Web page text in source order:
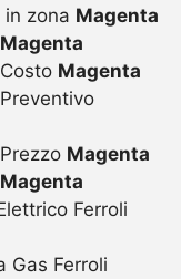
in zona Magenta
Magenta
Magenta
Magenta
Magenta
Ferroli
Gas Ferroli